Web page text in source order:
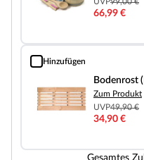
66,99 €
Hinzufügen
Bodenrost (Fichte)
Bodenrost
Zum Produkt
UVP49,90 €
34,90 €